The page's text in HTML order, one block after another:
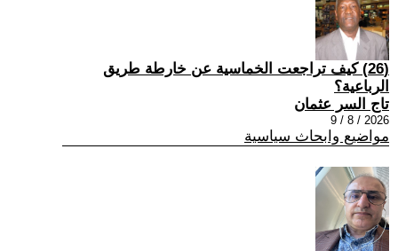
(26) كيف تراجعت الخماسية عن خارطة طريق
الرباعية؟
تاج السر عثمان
2026 / 8 / 9
مواضيع وابحاث سياسية